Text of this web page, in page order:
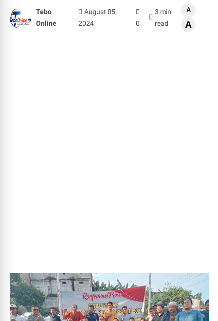
Tebo
Online
August 05,
2024
0
3 min
read
A
A